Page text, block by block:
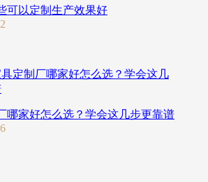
可以定制生产效果好
哪家好怎么选？学会这几步更靠谱